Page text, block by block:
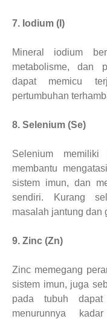
7. Iodium (I)
Mineral iodium
metabolisme, dan
dapat memicu
pertumbuhan
8. Selenium (Se)
Selenium
membantu
sistem imun, dan
sendiri. Kurang
masalah jantung dan
9. Zinc (Zn)
Zinc memegang
sistem imun, juga
pada tubuh dapat
menurunnya